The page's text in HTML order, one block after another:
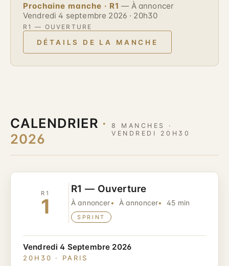
Prochaine manche · R1 — À annoncer
Vendredi 4 septembre 2026 · 20h30
R1 — OUVERTURE
DÉTAILS DE LA MANCHE
CALENDRIER ·
2026
8 MANCHES ·
VENDREDI 20H30
R1
1
R1 — Ouverture
À annoncer À annoncer 45 min
SPRINT
Vendredi 4 Septembre 2026
20H30 · PARIS